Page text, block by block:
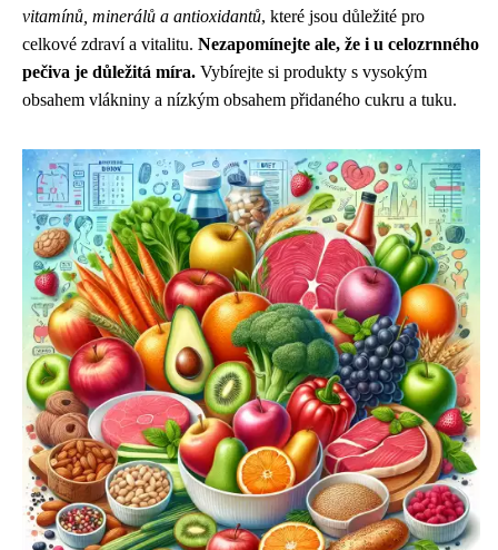
vitamínů, minerálů a antioxidantů, které jsou důležité pro
celkové zdraví a vitalitu. Nezapomínejte ale, že i u celozrnného
pečiva je důležitá míra. Vybírejte si produkty s vysokým
obsahem vlákniny a nízkým obsahem přidaného cukru a tuku.